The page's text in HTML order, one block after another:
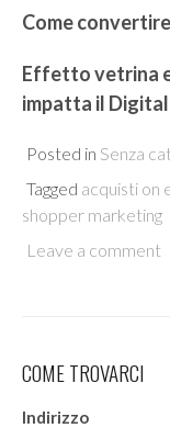
Come
Effetto vetrina
impatta il
Posted in Senza
Tagged acquisti on
shopper marketing
Leave a comment
COME TROVARCI
Indirizzo